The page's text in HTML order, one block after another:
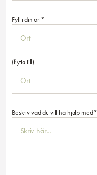
Fyll i din ort*
(flytta till)
Beskriv vad du vill ha hjälp med*